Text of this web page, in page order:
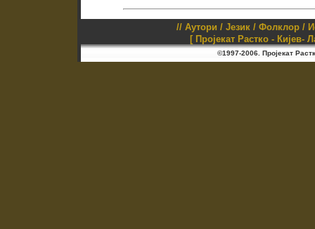
// Аутори / Језик / Фолклор /
[ Пројекат Растко - Кијев-
©1997-2006. Пројекат